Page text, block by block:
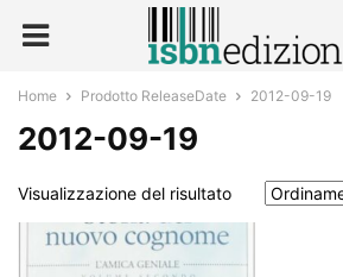
Home Prodotto ReleaseDate 2012-09-19
2012-09-19
Visualizzazione del risultato